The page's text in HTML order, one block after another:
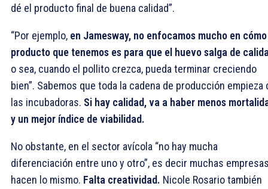
dé el producto final de buena calidad”.
“Por ejemplo, en Jamesway, no enfocamos mucho en
producto que tenemos es para que el huevo salga de
o sea, cuando el pollito crezca, pueda terminar creciendo
bien”. Sabemos que toda la cadena de producción empieza
las incubadoras. Si hay calidad, va a haber menos
y un mejor índice de viabilidad.
No obstante, en el sector avícola “no hay mucha
diferenciación entre uno y otro”, es decir muchas
hacen lo mismo. Falta creatividad. Nicole Rosario también